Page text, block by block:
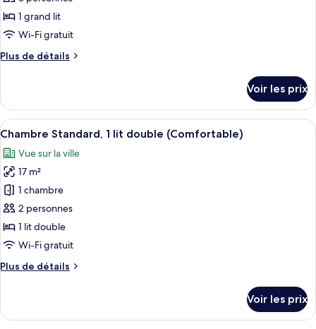
place
type
de
chambre :
Suite,
lit
1 grand lit
Wi-Fi gratuit
Plus de détails
Plus
le
type
de
Suite,
grand
lit
Voir les prix
Afficher
toutes
les
photos
pour
ce
type
de
chambre :
Chambre
lit
Une chambre d’hôtel avec un lit, un
12
Chambre Standard, 1 lit double (Comfortable)
Vue sur la ville
17 m²
1 chambre
2 personnes
1 lit double
Wi-Fi gratuit
Plus de détails
Plus
le
Voir les prix